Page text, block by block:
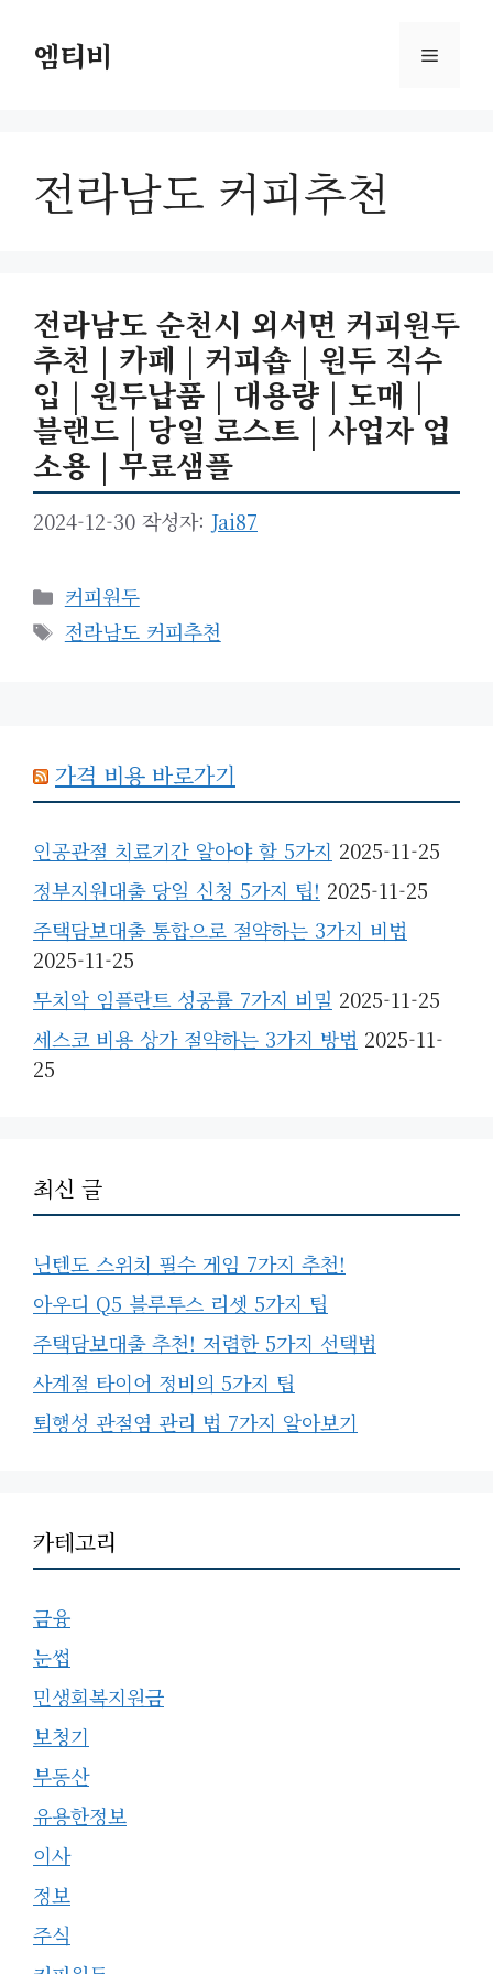
엠티비 메
전라남도 커피추천
전라남도 순천시 외서면 커피원두
추천 | 카페 | 커피숍 | 원두 직수
입 | 원두납품 | 대용량 | 도매 |
블랜드 | 당일 로스트 | 사업자 업
소용 | 무료샘플
2024-12-30 작성자: Jai87
카
테
고
커피원두
태
전라남도 커피추천
가격 비용 바로가기
인공관절 치료기간 알아야 할 5가지 2025-11-25
정부지원대출 당일 신청 5가지 팁! 2025-11-25
주택담보대출 통합으로 절약하는 3가지 비법
2025-11-25
무치악 임플란트 성공률 7가지 비밀 2025-11-25
세스코 비용 상가 절약하는 3가지 방법 2025-11-
25
최신 글
닌텐도 스위치 필수 게임 7가지 추천!
아우디 Q5 블루투스 리셋 5가지 팁
주택담보대출 추천! 저렴한 5가지 선택법
사계절 타이어 정비의 5가지 팁
퇴행성 관절염 관리 법 7가지 알아보기
카테고리
금융
눈썹
민생회복지원금
보청기
부동산
유용한정보
이사
정보
주식